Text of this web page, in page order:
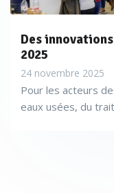
Des
2025
24 novembre 2025
Pour les acteurs
eaux usées, du